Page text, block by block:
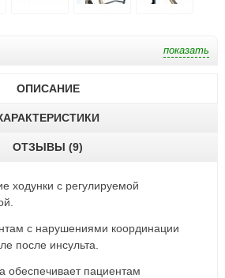
ОПИСАНИЕ
ОТЗЫВЫ (9)
ходунки с регулируемой
с нарушениями координации
после инсульта.
пациентам